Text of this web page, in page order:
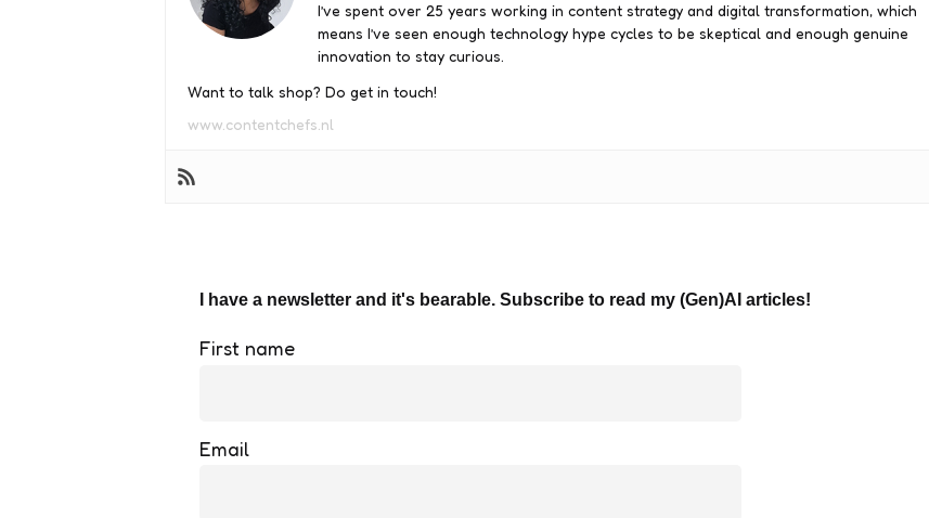
I’ve spent over 25 years working in content strategy and digital transformation, which
means I’ve seen enough technology hype cycles to be skeptical and enough genuine
innovation to stay curious.
Want to talk shop? Do get in touch!
www.contentchefs.nl
I have a newsletter and it's bearable. Subscribe to read my (Gen)AI articles!
First name
Email